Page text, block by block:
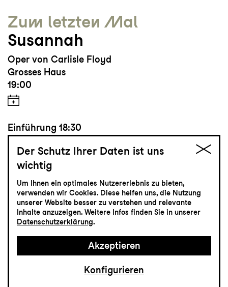
Zum letzten Mal
Susannah
Oper von Carlisle Floyd
Grosses Haus
19:00
Einführung 18:30
CHF 65-115
Musiktheater
24.4Samstag
Der Schutz Ihrer Daten ist uns
wichtig
Um Ihnen ein optimales Nutzererlebnis zu bieten,
verwenden wir Cookies. Diese helfen uns, die Nutzung
unserer Website besser zu verstehen und relevante
Inhalte anzuzeigen. Weitere Infos finden Sie in unserer
Datenschutzerklärung.
Akzeptieren
Konfigurieren